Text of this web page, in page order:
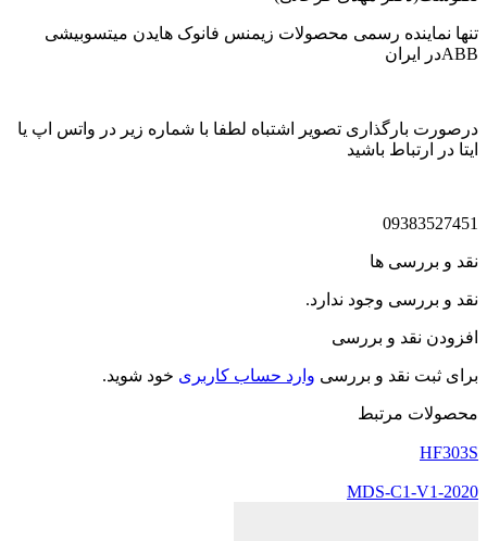
تنها نماینده رسمی محصولات زیمنس فانوک هایدن میتسوبیشی
ABBدر ایران
درصورت بارگذاری تصویر اشتباه لطفا با شماره زیر در واتس اپ یا
ایتا در ارتباط باشید
09383527451
نقد و بررسی ها
نقد و بررسی وجود ندارد.
افزودن نقد و بررسی
برای ثبت نقد و بررسی وارد حساب کاربری خود شوید.
محصولات مرتبط
HF303S
MDS-C1-V1-2020